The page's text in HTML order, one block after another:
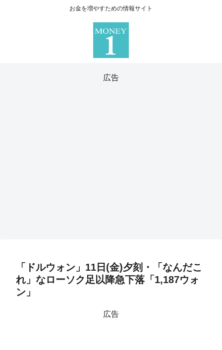
お金を増やすための情報サイト
広告
「ドルウォン」11日(金)夕刻・「なんだこ
れ」なローソク足以降急下落「1,187ウォ
ン」
広告